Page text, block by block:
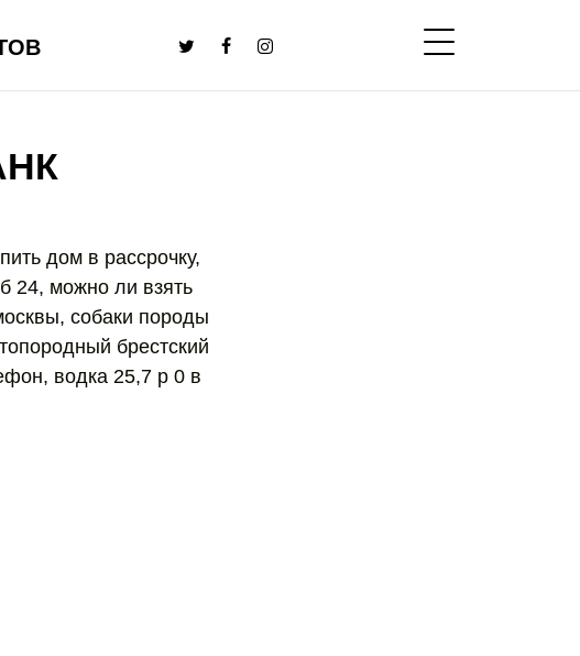
дом в рассрочку,
24, можно ли взять
собаки породы
брестский
водка 25,7 р 0 в